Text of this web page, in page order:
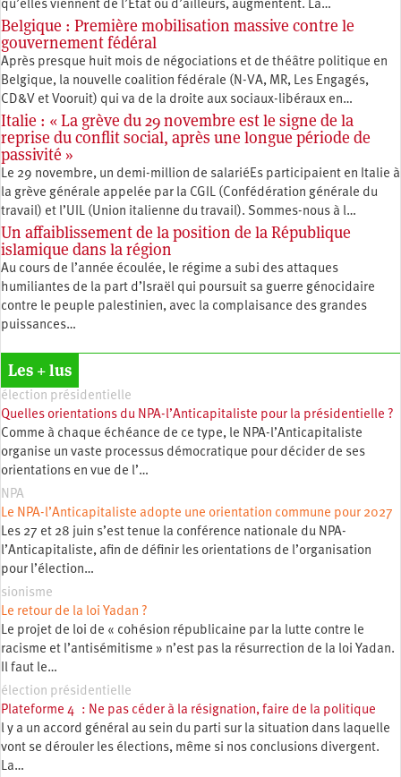
qu’elles viennent de l’État ou d’ailleurs, augmentent. La…
Belgique : Première mobilisation massive contre le
gouvernement fédéral
Après presque huit mois de négociations et de théâtre politique en
Belgique, la nouvelle coalition fédérale (N-VA, MR, Les Engagés,
CD&V et Vooruit) qui va de la droite aux sociaux-libéraux en…
Italie : « La grève du 29 novembre est le signe de la
reprise du conflit social, après une longue période de
passivité »
Le 29 novembre, un demi-million de salariéEs participaient en Italie à
la grève générale appelée par la CGIL (Confédération générale du
travail) et l’UIL (Union italienne du travail). Sommes-nous à l…
Un affaiblissement de la position de la République
islamique dans la région
Au cours de l’année écoulée, le régime a subi des attaques
humiliantes de la part d’Israël qui poursuit sa guerre génocidaire
contre le peuple palestinien, avec la complaisance des grandes
puissances…
Les + lus
élection présidentielle
Quelles orientations du NPA-l’Anticapitaliste pour la présidentielle ?
Comme à chaque échéance de ce type, le NPA-l’Anticapitaliste
organise un vaste processus démocratique pour décider de ses
orientations en vue de l’…
NPA
Le NPA-l’Anticapitaliste adopte une orientation commune pour 2027
Les 27 et 28 juin s’est tenue la conférence nationale du NPA-
l’Anticapitaliste, afin de définir les orientations de l’organisation
pour l’élection…
sionisme
Le retour de la loi Yadan ?
Le projet de loi de « cohésion républicaine par la lutte contre le
racisme et l’antisémitisme » n’est pas la résurrection de la loi Yadan.
Il faut le…
élection présidentielle
Plateforme 4 : Ne pas céder à la résignation, faire de la politique
l y a un accord général au sein du parti sur la situation dans laquelle
vont se dérouler les élections, même si nos conclusions divergent.
La…